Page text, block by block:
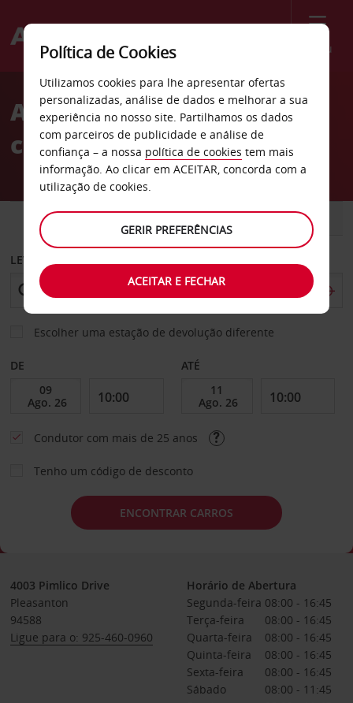
Menu
Welcome
AvisAluguer de
carros Pleasanton
CARRO COMERCIAIS
LEVANTAR EM
Escolher uma estação de devolução diferente
DE ATÉ
Condutor com mais de 25 anos
Tenho um código de desconto
ENCONTRAR CARROS
4003 Pimlico Drive
Pleasanton
94588
Ligue para o: 925-460-0960
Horário de Abertura
Segunda-feira 08:00 - 16:45
Terça-feira
08:00 - 16:45
Quarta-feira
08:00 - 16:45
Quinta-feira
08:00 - 16:45
Sexta-feira
08:00 - 16:45
Sábado
08:00 - 11:45
Política de Cookies
Utilizamos cookies para lhe apresentar ofertas
personalizadas, análise de dados e melhorar a sua
experiência no nosso site. Partilhamos os dados
com parceiros de publicidade e análise de
confiança – a nossa política de cookies tem mais
informação. Ao clicar em ACEITAR, concorda com a
utilização de cookies.
GERIR PREFERÊNCIAS
ACEITAR E FECHAR